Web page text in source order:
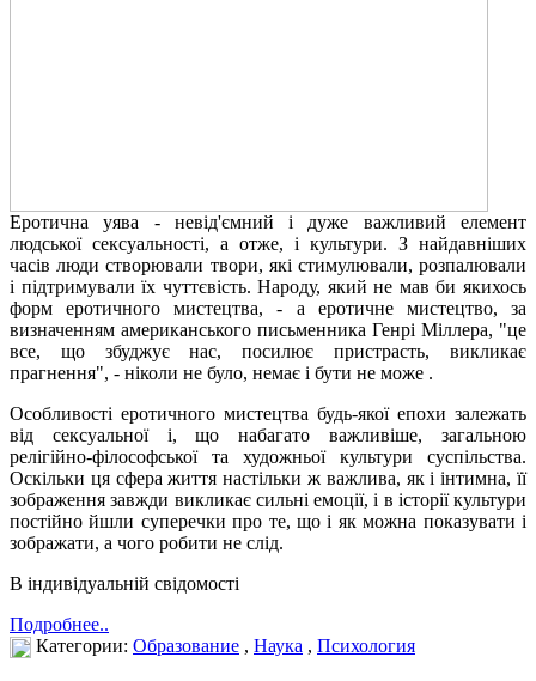
Еротична уява - невід'ємний і дуже важливий елемент
людської сексуальності, а отже, і культури. З найдавніших
часів люди створювали твори, які стимулювали, розпалювали
і підтримували їх чуттєвість. Народу, який не мав би якихось
форм еротичного мистецтва, - а еротичне мистецтво, за
визначенням американського письменника Генрі Міллера, "це
все, що збуджує нас, посилює пристрасть, викликає
прагнення", - ніколи не було, немає і бути не може .
Особливості еротичного мистецтва будь-якої епохи залежать
від сексуальної і, що набагато важливіше, загальною
релігійно-філософської та художньої культури суспільства.
Оскільки ця сфера життя настільки ж важлива, як і інтимна, її
зображення завжди викликає сильні емоції, і в історії культури
постійно йшли суперечки про те, що і як можна показувати і
зображати, а чого робити не слід.
В індивідуальній свідомості
Подробнее..
Категории: Образование , Наука , Психология